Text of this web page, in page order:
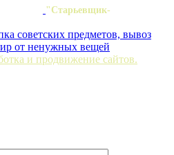
"Старьевщик-
советских предметов, вывоз
от ненужных вещей
и продвижение сайтов.